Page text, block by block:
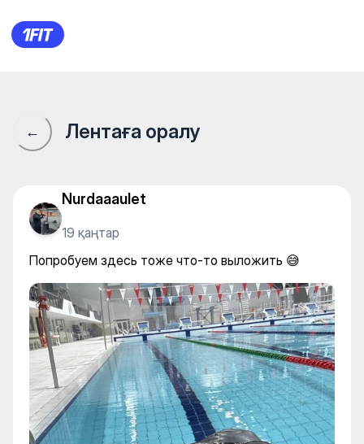
РГКП «Центр олимпийской
← Лентаға оралу
Nurdaaaulet
19 қаңтар
Попробуем здесь тоже что-то выложить 😅